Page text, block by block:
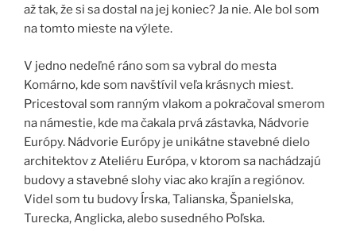
až tak, že si sa dostal na jej koniec? Ja nie. Ale bol som
na tomto mieste na výlete.
V jedno nedeľné ráno som sa vybral do mesta
Komárno, kde som navštívil veľa krásnych miest.
Pricestoval som ranným vlakom a pokračoval smerom
na námestie, kde ma čakala prvá zástavka, Nádvorie
Európy. Nádvorie Európy je unikátne stavebné dielo
architektov z Ateliéru Európa, v ktorom sa nachádzajú
budovy a stavebné slohy viac ako krajín a regiónov.
Videl som tu budovy Írska, Talianska, Španielska,
Turecka, Anglicka, alebo susedného Poľska.